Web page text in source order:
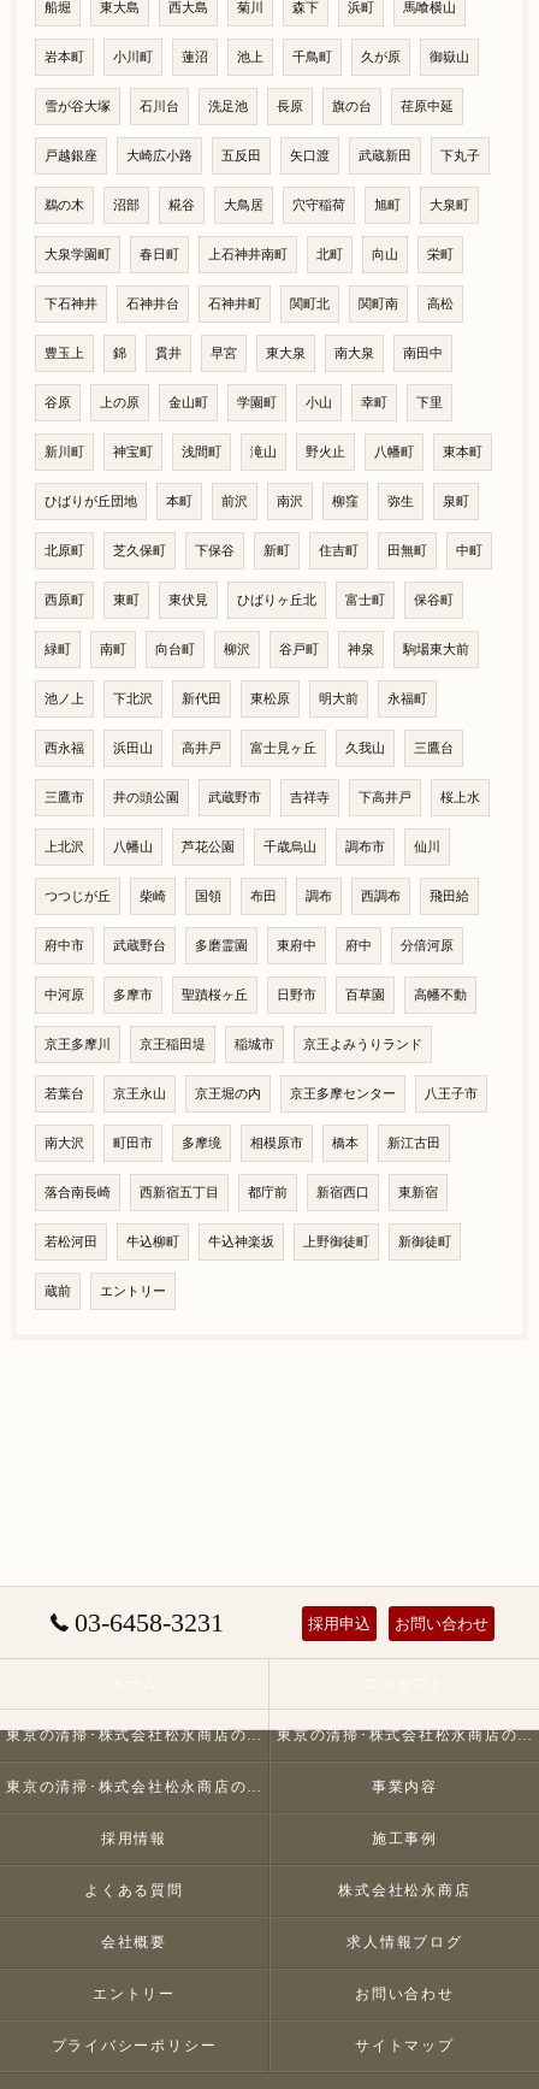
船堀 東大島 西大島 菊川 森下 浜町 馬喰横山
岩本町 小川町 蓮沼 池上 千鳥町 久が原 御嶽山
雪が谷大塚 石川台 洗足池 長原 旗の台 荏原中延
戸越銀座 大崎広小路 五反田 矢口渡 武蔵新田 下丸子
鵜の木 沼部 糀谷 大鳥居 穴守稲荷 旭町 大泉町
大泉学園町 春日町 上石神井南町 北町 向山 栄町
下石神井 石神井台 石神井町 関町北 関町南 高松
豊玉上 錦 貫井 早宮 東大泉 南大泉 南田中
谷原 上の原 金山町 学園町 小山 幸町 下里
新川町 神宝町 浅間町 滝山 野火止 八幡町 東本町
ひばりが丘団地 本町 前沢 南沢 柳窪 弥生 泉町
北原町 芝久保町 下保谷 新町 住吉町 田無町 中町
西原町 東町 東伏見 ひばりヶ丘北 富士町 保谷町
緑町 南町 向台町 柳沢 谷戸町 神泉 駒場東大前
池ノ上 下北沢 新代田 東松原 明大前 永福町
西永福 浜田山 高井戸 富士見ヶ丘 久我山 三鷹台
三鷹市 井の頭公園 武蔵野市 吉祥寺 下高井戸 桜上水
上北沢 八幡山 芦花公園 千歳烏山 調布市 仙川
つつじが丘 柴崎 国領 布田 調布 西調布 飛田給
府中市 武蔵野台 多磨霊園 東府中 府中 分倍河原
中河原 多摩市 聖蹟桜ヶ丘 日野市 百草園 高幡不動
京王多摩川 京王稲田堤 稲城市 京王よみうりランド
若葉台 京王永山 京王堀の内 京王多摩センター 八王子市
南大沢 町田市 多摩境 相模原市 橋本 新江古田
落合南長崎 西新宿五丁目 都庁前 新宿西口 東新宿
若松河田 牛込柳町 牛込神楽坂 上野御徒町 新御徒町
蔵前 エントリー
03-6458-3231 採用申込 お問い合わせ
東京の清掃･株式会社松永商店の口コミ情報 東京の清掃･株式会社松永商店の評判
東京の清掃･株式会社松永商店のお客様の声 事業内容
採用情報 施工事例
よくある質問 株式会社松永商店
会社概要 求人情報ブログ
エントリー お問い合わせ
プライバシーポリシー サイトマップ